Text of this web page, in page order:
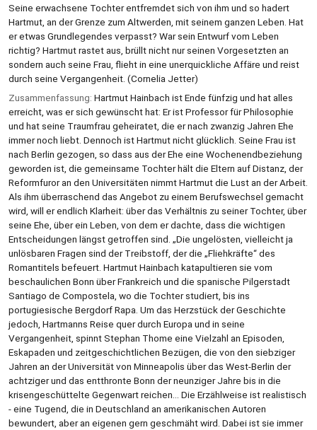
Seine erwachsene Tochter entfremdet sich von ihm und so hadert
Hartmut, an der Grenze zum Altwerden, mit seinem ganzen Leben. Hat
er etwas Grundlegendes verpasst? War sein Entwurf vom Leben
richtig? Hartmut rastet aus, brüllt nicht nur seinen Vorgesetzten an
sondern auch seine Frau, flieht in eine unerquickliche Affäre und reist
durch seine Vergangenheit. (Cornelia Jetter)
Zusammenfassung: Hartmut Hainbach ist Ende fünfzig und hat alles
erreicht, was er sich gewünscht hat: Er ist Professor für Philosophie
und hat seine Traumfrau geheiratet, die er nach zwanzig Jahren Ehe
immer noch liebt. Dennoch ist Hartmut nicht glücklich. Seine Frau ist
nach Berlin gezogen, so dass aus der Ehe eine Wochenendbeziehung
geworden ist, die gemeinsame Tochter hält die Eltern auf Distanz, der
Reformfuror an den Universitäten nimmt Hartmut die Lust an der Arbeit.
Als ihm überraschend das Angebot zu einem Berufswechsel gemacht
wird, will er endlich Klarheit: über das Verhältnis zu seiner Tochter, über
seine Ehe, über ein Leben, von dem er dachte, dass die wichtigen
Entscheidungen längst getroffen sind. „Die ungelösten, vielleicht ja
unlösbaren Fragen sind der Treibstoff, der die „Fliehkräfte“ des
Romantitels befeuert. Hartmut Hainbach katapultieren sie vom
beschaulichen Bonn über Frankreich und die spanische Pilgerstadt
Santiago de Compostela, wo die Tochter studiert, bis ins
portugiesische Bergdorf Rapa. Um das Herzstück der Geschichte
jedoch, Hartmanns Reise quer durch Europa und in seine
Vergangenheit, spinnt Stephan Thome eine Vielzahl an Episoden,
Eskapaden und zeitgeschichtlichen Bezügen, die von den siebziger
Jahren an der Universität von Minneapolis über das West-Berlin der
achtziger und das entthronte Bonn der neunziger Jahre bis in die
krisengeschüttelte Gegenwart reichen... Die Erzählweise ist realistisch
- eine Tugend, die in Deutschland an amerikanischen Autoren
bewundert, aber an eigenen gern geschmäht wird. Dabei ist sie immer